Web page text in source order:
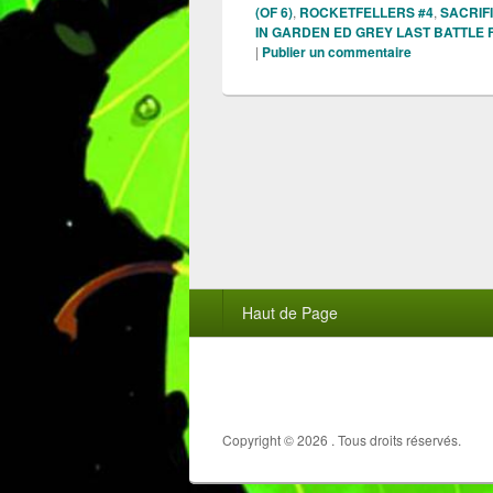
(OF 6), ROCKETFELLERS #4,
IN GARDEN ED GREY LAST BATTLE
| Publier un commentaire
page
Haut de Page
Copyright © 2026 . Tous droits réservés.